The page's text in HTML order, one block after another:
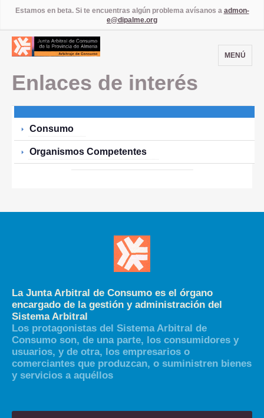
Estamos en beta. Si te encuentras algún problema avísanos a admon-
e@dipalme.org
MENÚ
Enlaces de interés
Consumo
Organismos Competentes
La Junta Arbitral de Consumo es el órgano
encargado de la gestión y administración del
Sistema Arbitral
Los protagonistas del Sistema Arbitral de
Consumo son, de una parte, los consumidores y
usuarios, y de otra, los empresarios o
comerciantes que produzcan, o suministren bienes
y servicios a aquéllos